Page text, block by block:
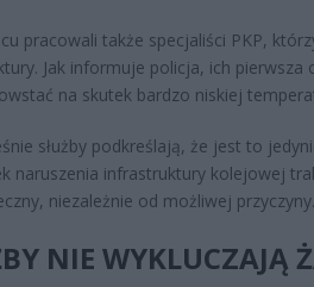
pracowali także specjaliści PKP,
Jak informuje policja, ich pierwsza
na skutek bardzo niskiej
służby podkreślają, że jest to
naruszenia infrastruktury kolejowej
niezależnie od możliwej przyczyny.
NIE WYKLUCZAJĄ